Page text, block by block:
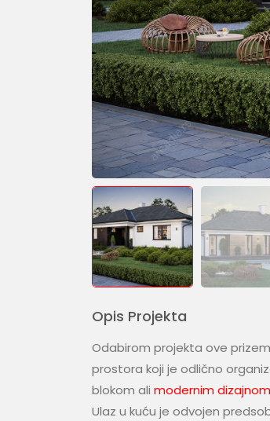
Opis Projekta
Odabirom projekta ove
prostora koji je odlično
blokom ali modernim dizajnom
Ulaz u kuću je odvojen